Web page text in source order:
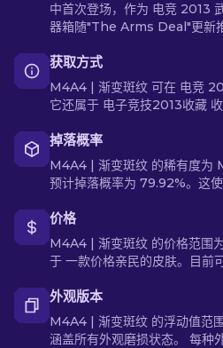
中首次登场，作为 电竞 2013
器箱随"The Arms Deal"更新推
获取方式
M4A4 | 渐变斑纹 可在 电竞
它还属于 电子竞技2013收藏 收
掉落概率
M4A4 | 渐变斑纹 的稀有度为
预计掉落概率为 79.92%。这使
价格
M4A4 | 渐变斑纹 的价格范围
于 一款价格亲民的皮肤。目前
外观版本
M4A4 | 渐变斑纹 的浮动值范
涵盖所有外观磨损状态。 每